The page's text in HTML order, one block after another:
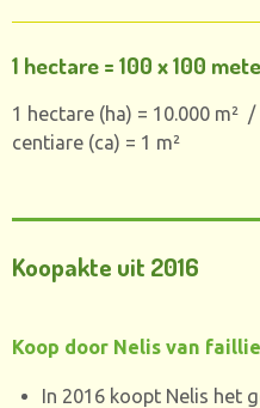
1 hectare = 100 x 100
1 hectare (ha) = 10.000 m² /
centiare (ca) = 1 m²
Koopakte uit 2016
Koop door Nelis van
In 2016 koopt Nelis het